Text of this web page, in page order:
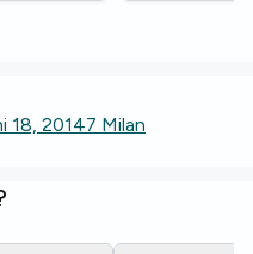
18, 20147 Milan